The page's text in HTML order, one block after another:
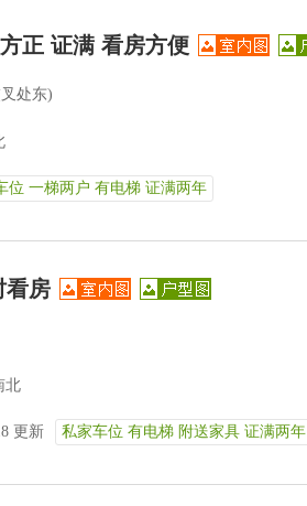
正 证满 看房方便
处东)
位 一梯两户 有电梯 证满两年
看房
北
更新 私家车位 有电梯 附送家具 证满两年